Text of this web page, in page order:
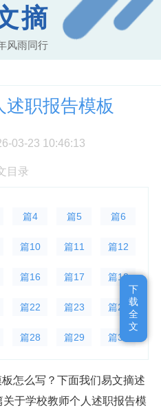
摘
风雨同行
述职报告模板
03-23 10:46:13
目录
篇4 篇5 篇6
篇10 篇11 篇12
篇16 篇17 篇18
篇22 篇23 篇24
篇28 篇29 篇30
怎么写？下面我们易文摘述
于学校教师个人述职报告模
下
载
全
文
下
载
全
文